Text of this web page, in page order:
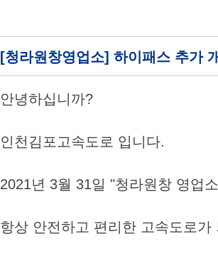
[청라원창영업소] 하이패스 추가
안녕하십니까?
인천김포고속도로 입니다.
2021년 3월 31일 "청라원창 영업
항상 안전하고 편리한 고속도로